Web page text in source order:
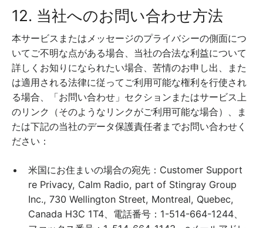
12. 当社へのお問い合わせ方法
本サービスまたはメッセージのプライバシーの側面につ
いてご不明な点がある場合、当社の合法な利益について
詳しくお知りになられたい場合、苦情のお申し出、また
は適用される法律に従ってご利用可能な権利を行使され
る場合、「お問い合わせ」セクションまたはサービス上
のリンク（そのようなリンクがご利用可能な場合）、ま
たは下記の当社のデータ保護責任者までお問い合わせく
ださい：
米国にお住まいの場合の宛先：Customer Support
re Privacy, Calm Radio, part of Stingray Group
Inc., 730 Wellington Street, Montreal, Quebec,
Canada H3C 1T4、電話番号：1-514-664-1244、